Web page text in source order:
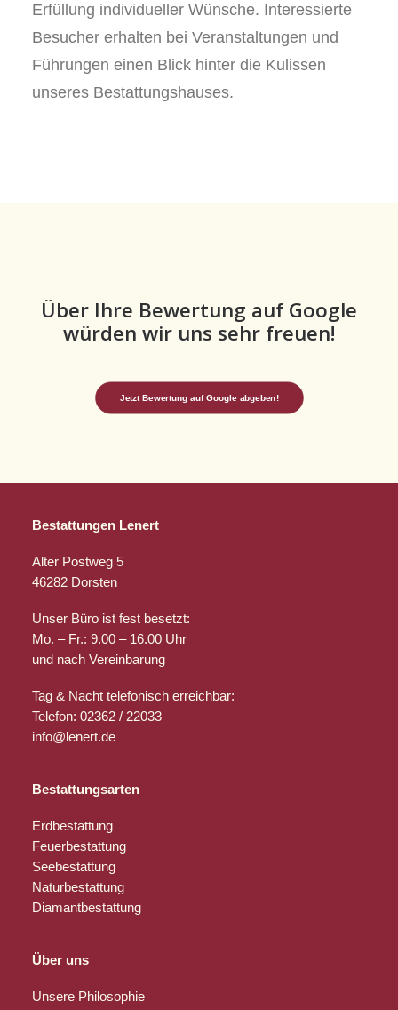
Erfüllung individueller Wünsche. Interessierte
Besucher erhalten bei Veranstaltungen und
Führungen einen Blick hinter die Kulissen
unseres Bestattungshauses.
Über Ihre Bewertung auf Google
würden wir uns sehr freuen!
Jetzt Bewertung auf Google abgeben!
Bestattungen Lenert
Alter Postweg 5
46282 Dorsten
Unser Büro ist fest besetzt:
Mo. – Fr.: 9.00 – 16.00 Uhr
und nach Vereinbarung
Tag & Nacht telefonisch erreichbar:
Telefon: 02362 / 22033
info@lenert.de
Bestattungsarten
Erdbestattung
Feuerbestattung
Seebestattung
Naturbestattung
Diamantbestattung
Über uns
Unsere Philosophie